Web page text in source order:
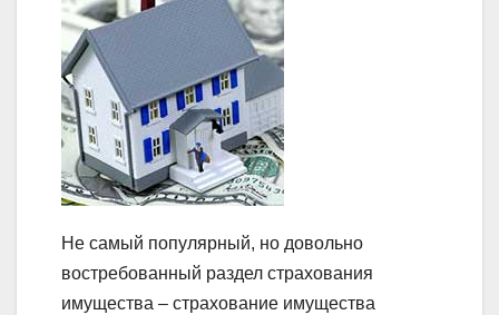
Не самый популярный, но довольно
востребованный раздел страхования
имущества – страхование имущества